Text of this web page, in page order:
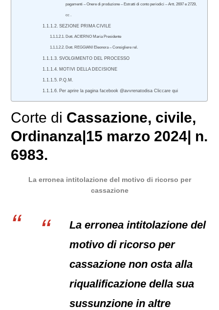
pagamenti – Onere di produzione – Estratti di conto periodici – Artt. 2697 e 2729,
cc .
SEZIONE PRIMA CIVILE
Dott. ACIERNO Maria Presidente
Dott. REGGIANI Eleonora – Consigliere rel.
SVOLGIMENTO DEL PROCESSO
MOTIVI DELLA DECISIONE
P.Q.M.
Per aprire la pagina facebook @avvrenatodisa Cliccare qui
Corte di Cassazione, civile,
Ordinanza|15 marzo 2024| n.
6983.
La erronea intitolazione del motivo di ricorso per
cassazione
La erronea intitolazione del
motivo di ricorso per
cassazione non osta alla
riqualificazione della sua
sussunzione in altre